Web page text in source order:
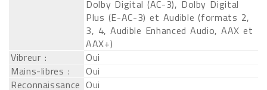
Dolby Digital (AC-3), Dolby Digital
Plus (E-AC-3) et Audible (formats 2,
3, 4, Audible Enhanced Audio, AAX et
AAX+)
Vibreur :
Oui
Mains-libres :
Oui
Reconnaissance Oui